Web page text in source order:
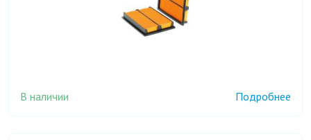
В наличии Подробнее